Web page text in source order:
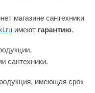
магазине сантехники
имеют гарантию.
сантехники.
имеющая срок